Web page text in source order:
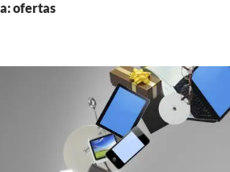
ofertas